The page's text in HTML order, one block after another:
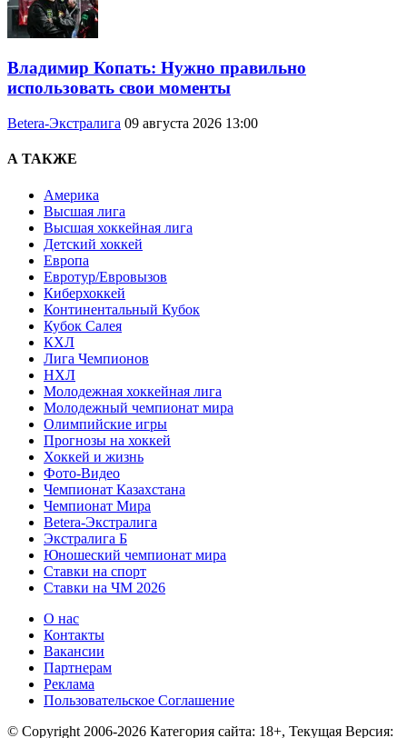
Владимир Копать: Нужно правильно
использовать свои моменты
Betera-Экстралига 09 августа 2026 13:00
А ТАКЖЕ
Америка
Высшая лига
Высшая хоккейная лига
Детский хоккей
Европа
Евротур/Евровызов
Киберхоккей
Континентальный Кубок
Кубок Салея
КХЛ
Лига Чемпионов
НХЛ
Молодежная хоккейная лига
Молодежный чемпионат мира
Олимпийские игры
Прогнозы на хоккей
Хоккей и жизнь
Фото-Видео
Чемпионат Казахстана
Чемпионат Мира
Betera-Экстралига
Экстралига Б
Юношеский чемпионат мира
Ставки на спорт
Ставки на ЧМ 2026
О нас
Контакты
Вакансии
Партнерам
Реклама
Пользовательское Соглашение
© Copyright 2006-2026 Категория сайта: 18+, Текущая Версия: